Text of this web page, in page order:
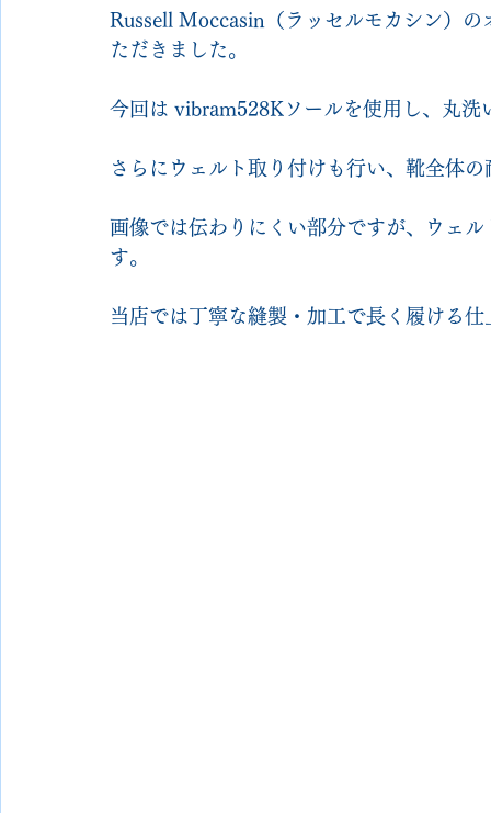
Russell Moccasin（ラッセルモカシン）
ただきました。
今回は vibram528Kソールを使用し、丸洗
さらにウェルト取り付けも行い、靴全体
画像では伝わりにくい部分ですが、ウェ
す。
当店では丁寧な縫製・加工で長く履ける